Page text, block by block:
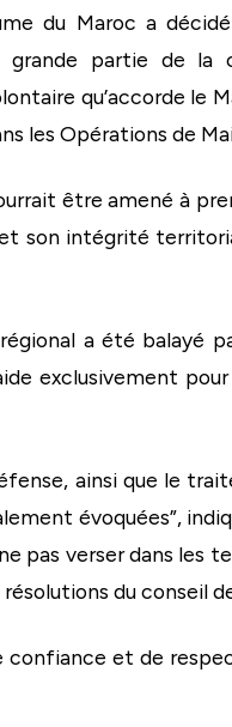
du Maroc a
grande partie de
qu’accorde le
les Opérations de
être amené à
son intégrité
a été balayé
exclusivement
ainsi que le
évoquées”,
pas verser dans les
du conseil
et de